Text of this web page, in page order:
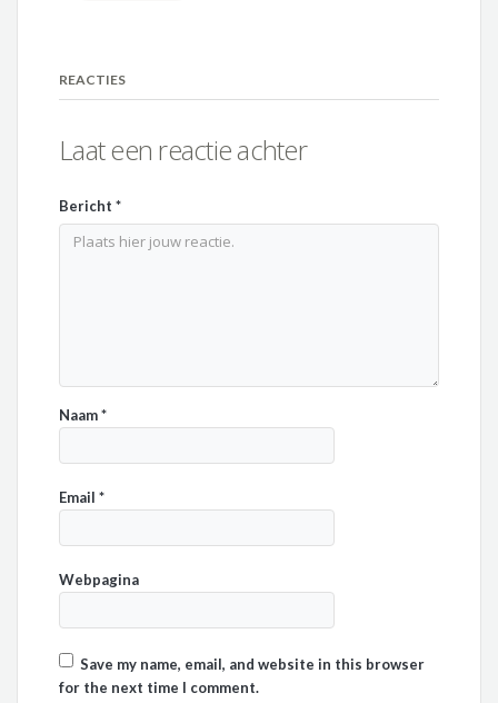
REACTIES
Laat een reactie achter
Bericht*
Naam*
Email*
Webpagina
Save my name, email, and website in this browser
for the next time I comment.